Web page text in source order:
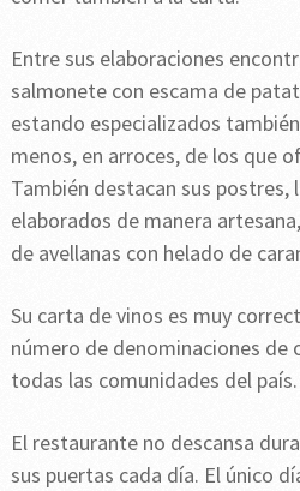
Entre sus elaboraciones
salmonete con escama de
estando especializados
menos, en arroces, de los que
También destacan sus postres,
elaborados de manera
de avellanas con helado de
Su carta de vinos es muy
número de denominaciones de
todas las comunidades del país.
El restaurante no descansa
sus puertas cada día. El único